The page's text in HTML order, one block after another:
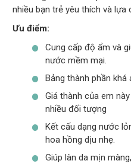
nhiều bạn trẻ yêu thích và lựa
Ưu điểm:
Cung cấp độ ẩm và
nước mềm mại.
Bảng thành phần
Giá thành của em
nhiều đối tượng
Kết cấu dạng nước
hoa hồng dịu nhẹ.
Giúp làn da mịn